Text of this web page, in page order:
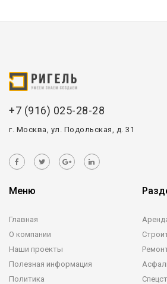
+7 (916) 025-28-28
г. Москва, ул. Подольская, д. 31
Меню
Главная
О компании
Наши проекты
Полезная информация
Политика